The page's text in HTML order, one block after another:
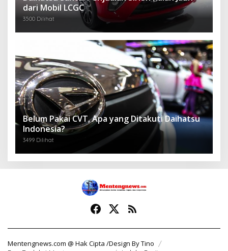
dari Mobil LCGC
3500 Dilihat
Belum Pakai CVT, Apa yang Ditakuti Daihatsu
Indonesia?
3499 Dilihat
Mentengnews.com @ Hak Cipta /Design By Tino